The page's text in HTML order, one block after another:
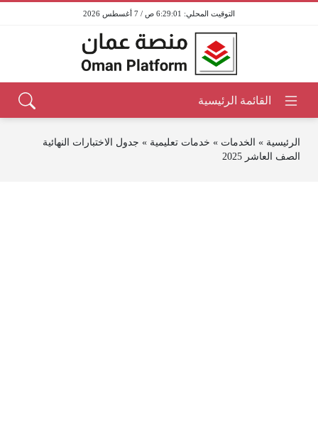
6:29:01 ص / 7 أغسطس 2026
الرئيسية » الخدمات » خدمات تعليمية » جدول الاختبارات النهائية
الصف العاشر 2025